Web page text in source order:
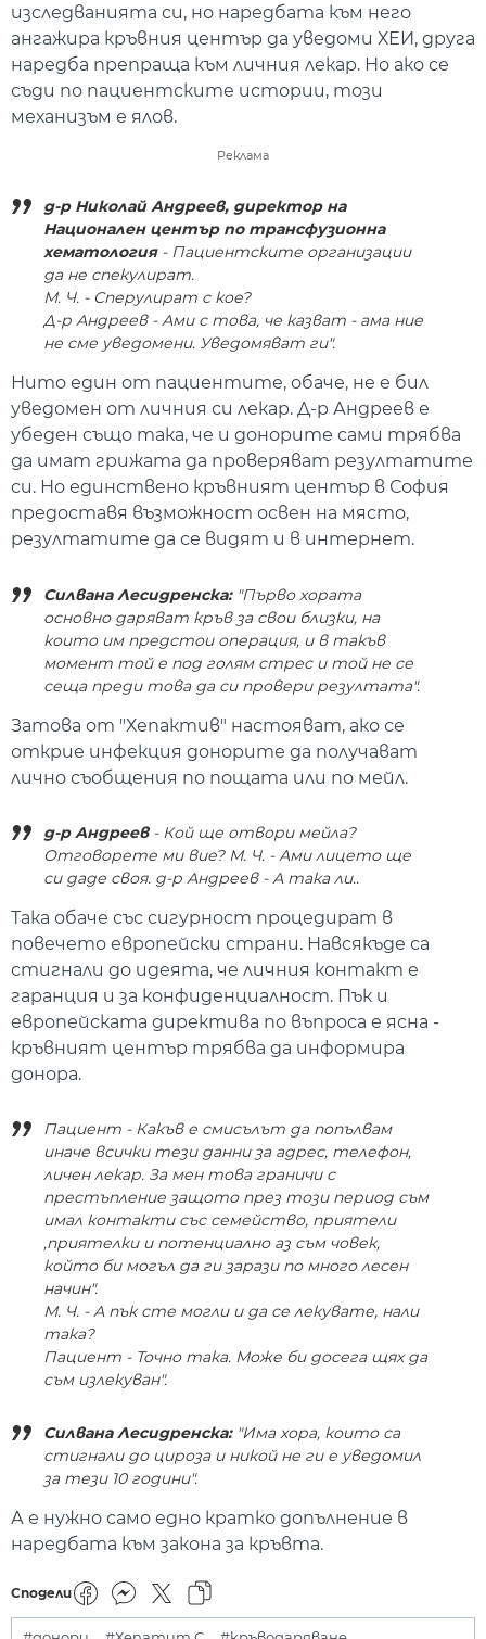
изследванията си, но наредбата към него
ангажира кръвния център да уведоми ХЕИ, друга
наредба препраща към личния лекар. Но ако се
съди по пациентските истории, този
механизъм е ялов.
Реклама
д-р Николай Андреев, директор на
Национален център по трансфузионна
хематология - Пациентските организации
да не спекулират.
М. Ч. - Сперулират с кое?
Д-р Андреев - Ами с това, че казват - ама ние
не сме уведомени. Уведомяват ги".
Нито един от пациентите, обаче, не е бил
уведомен от личния си лекар. Д-р Андреев е
убеден също така, че и донорите сами трябва
да имат грижата да проверяват резултатите
си. Но единствено кръвният център в София
предоставя възможност освен на място,
резултатите да се видят и в интернет.
Силвана Лесидренска:"Първо хората
основно даряват кръв за свои близки, на
които им предстои операция, и в такъв
момент той е под голям стрес и той не се
сеща преди това да си провери резултата".
Затова от "Хепактив" настояват, ако се
открие инфекция донорите да получават
лично съобщения по пощата или по мейл.
д-р Андреев - Кой ще отвори мейла?
Отговорете ми вие? М. Ч. - Ами лицето ще
си даде своя. д-р Андреев - А така ли..
Така обаче със сигурност процедират в
повечето европейски страни. Навсякъде са
стигнали до идеята, че личния контакт е
гаранция и за конфиденциалност. Пък и
европейската директива по въпроса е ясна -
кръвният център трябва да информира
донора.
Пациент - Какъв е смисълът да попълвам
иначе всички тези данни за адрес, телефон,
личен лекар. За мен това граничи с
престъпление защото през този период съм
имал контакти със семейство, приятели
,приятелки и потенциално аз съм човек,
който би могъл да ги зарази по много лесен
начин".
М. Ч. - А пък сте могли и да се лекувате, нали
така?
Пациент - Точно така. Може би досега щях да
съм излекуван".
Силвана Лесидренска:"Има хора, които са
стигнали до цироза и никой не ги е уведомил
за тези 10 години".
А е нужно само едно кратко допълнение в
наредбата към закона за кръвта.
Сподели